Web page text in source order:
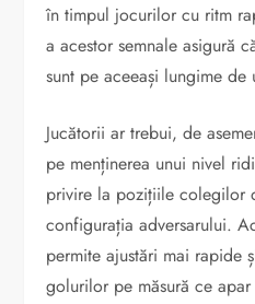
în timpul jocurilor cu ritm
a acestor semnale asigură
sunt pe aceeași lungime de
Jucătorii ar trebui, de
pe menținerea unui nivel
privire la pozițiile colegilor
configurația adversarului.
permite ajustări mai rapide
golurilor pe măsură ce